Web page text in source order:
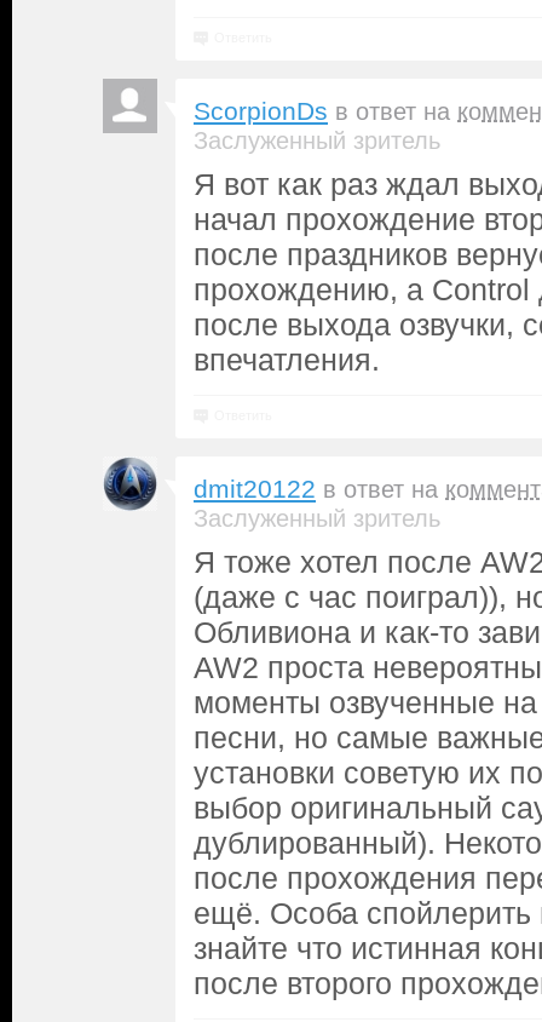
ScorpionDs в ответ на
Заслуженный зритель
Я вот как раз ждал
начал прохождение
после праздников
прохождению, а
после выхода озвучки,
впечатления.
dmit20122 в ответ на
Заслуженный зритель
Я тоже хотел после
(даже с час поиграл)),
Обливиона и как-то
AW2 проста
моменты озвученные
песни, но самые
установки советую их
выбор оригинальный
дублированный).
после прохождения
ещё. Особа спойлерить
знайте что истинная
после второго